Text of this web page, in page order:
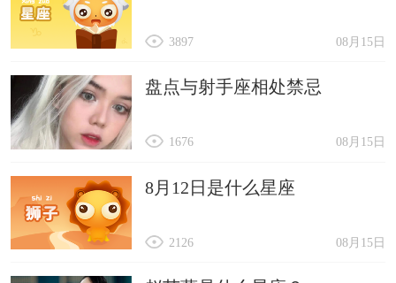
08月15日
3897
盘点与射手座相处禁忌
08月15日
1676
8月12日是什么星座
08月15日
2126